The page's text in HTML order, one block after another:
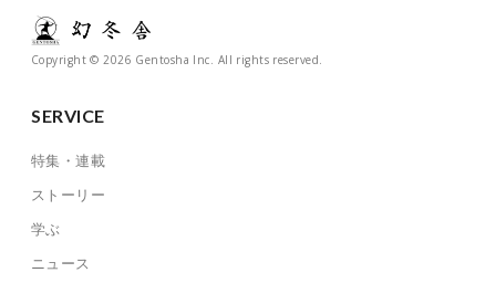
Copyright © 2026 Gentosha Inc. All rights reserved.
SERVICE
特集・連載
ストーリー
学ぶ
ニュース